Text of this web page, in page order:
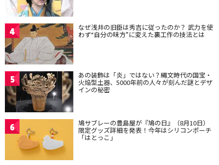
4 なぜ浅井の旧臣は秀吉に従ったのか？ 武力を使
わず“自分の味方”に変えた裏工作の技法とは
5 あの装飾は「炎」ではない？縄文時代の国宝・
火焔型土器、5000年前の人々が刻んだ謎とデザ
インの秘密
6 鳩サブレーの豊島屋が『鳩の日』（8月10日）
限定グッズ詳細を発表！今年はシリコンポーチ
「はとっこ」